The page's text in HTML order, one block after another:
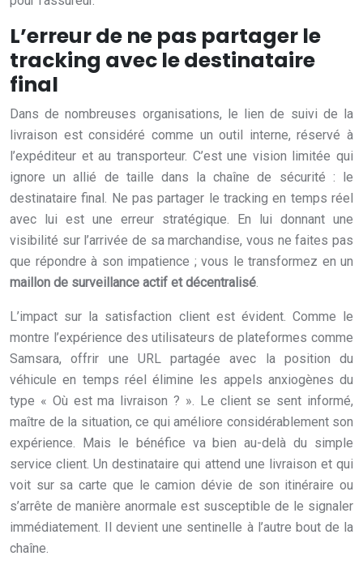
L’erreur de ne pas partager le
tracking avec le destinataire
final
Dans de nombreuses organisations, le lien de suivi de la
livraison est considéré comme un outil interne, réservé à
l’expéditeur et au transporteur. C’est une vision limitée qui
ignore un allié de taille dans la chaîne de sécurité : le
destinataire final. Ne pas partager le tracking en temps réel
avec lui est une erreur stratégique. En lui donnant une
visibilité sur l’arrivée de sa marchandise, vous ne faites pas
que répondre à son impatience ; vous le transformez en un
maillon de surveillance actif et décentralisé.
L’impact sur la satisfaction client est évident. Comme le
montre l’expérience des utilisateurs de plateformes comme
Samsara, offrir une URL partagée avec la position du
véhicule en temps réel élimine les appels anxiogènes du
type « Où est ma livraison ? ». Le client se sent informé,
maître de la situation, ce qui améliore considérablement son
expérience. Mais le bénéfice va bien au-delà du simple
service client. Un destinataire qui attend une livraison et qui
voit sur sa carte que le camion dévie de son itinéraire ou
s’arrête de manière anormale est susceptible de le signaler
immédiatement. Il devient une sentinelle à l’autre bout de la
chaîne.